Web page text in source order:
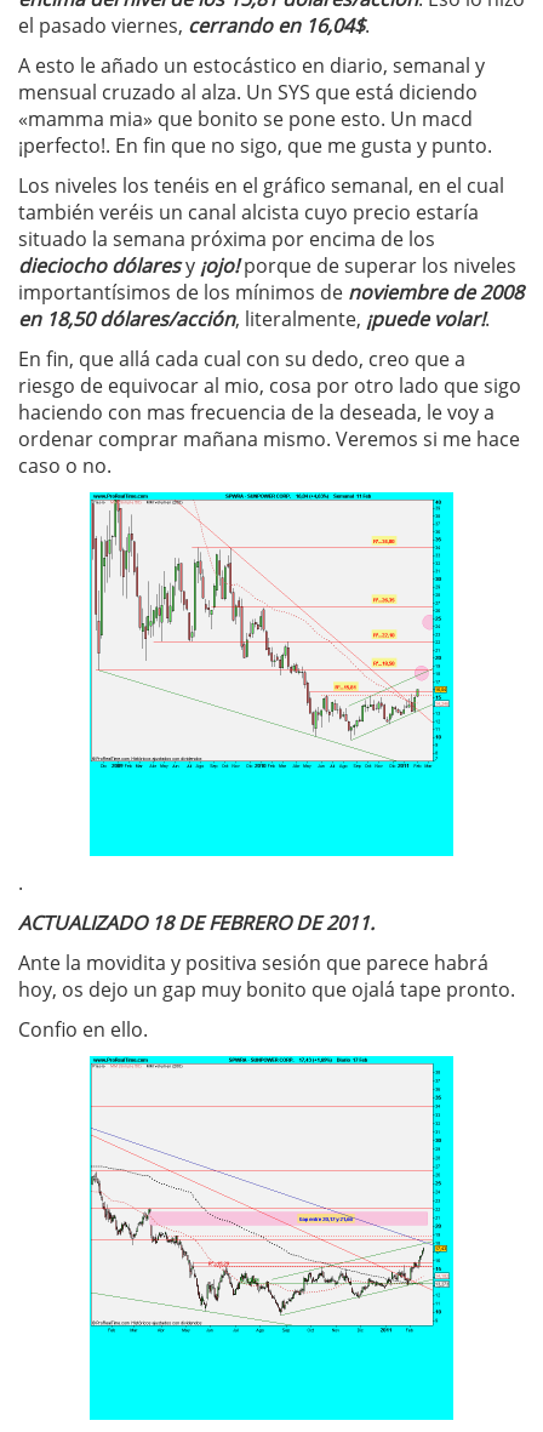
el pasado viernes, cerrando en 16,04$.
A esto le añado un estocástico en diario, semanal y
mensual cruzado al alza. Un SYS que está diciendo
«mamma mia» que bonito se pone esto. Un macd
¡perfecto!. En fin que no sigo, que me gusta y punto.
Los niveles los tenéis en el gráfico semanal, en el cual
también veréis un canal alcista cuyo precio estaría
situado la semana próxima por encima de los
dieciocho dólaresy ¡ojo!porque de superar los niveles
importantísimos de los mínimos de noviembre de 2008
en 18,50 dólares/acción, literalmente, ¡puede volar!.
En fin, que allá cada cual con su dedo, creo que a
riesgo de equivocar al mio, cosa por otro lado que sigo
haciendo con mas frecuencia de la deseada, le voy a
ordenar comprar mañana mismo. Veremos si me hace
caso o no.
.
ACTUALIZADO 18 DE FEBRERO DE 2011.
Ante la movidita y positiva sesión que parece habrá
hoy, os dejo un gap muy bonito que ojalá tape pronto.
Confio en ello.